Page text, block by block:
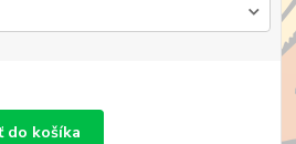
do košíka